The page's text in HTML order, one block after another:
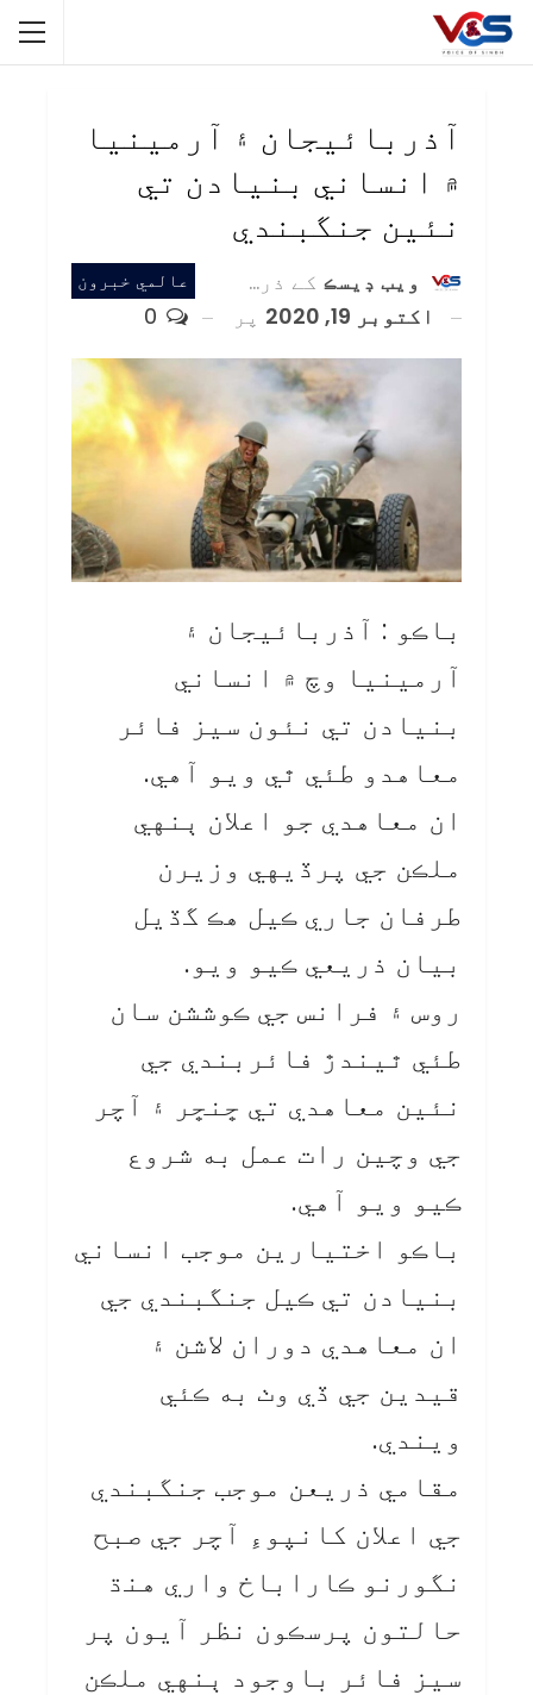
آذربائيجان ۽ آرمينيا
۾ انساني بنيادن تي
نئين جنگبندي
عالمي خبرون ويب ڊيسڪ کے ذریعہ
اکتوبر 19, 2020
پر
باڪو : آذربائيجان ۽
آرمينيا وچ ۾ انساني
بنيادن تي نئون سيز فائر
معاهدو طئي ٿي ويو آهي.
ان معاهدي جو اعلان ٻنهي
ملڪن جي پرڏيهي وزيرن
طرفان جاري ڪيل هڪ گڏيل
بيان ذريعي ڪيو ويو.
روس ۽ فرانس جي ڪوششن سان
طئي ٿيندڙ فائربندي جي
نئين معاهدي تي ڇنڇر ۽ آچر
جي وچين رات عمل به شروع
ڪيو ويو آهي.
باڪو اختيارين موجب انساني
بنيادن تي ڪيل جنگبندي جي
ان معاهدي دوران لاشن ۽
قيدين جي ڏي وٺ به ڪئي
ويندي.
مقامي ذريعن موجب جنگبندي
جي اعلان کانپوءِ آچر جي صبح
نگورنو ڪاراباخ واري هنڌ
حالتون پرسڪون نظر آيون پر
سيز فائر باوجود ٻنهي ملڪن